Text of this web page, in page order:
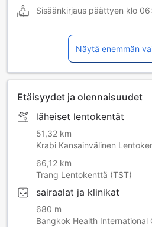
Sisäänkirjaus päättyen klo
Näytä enemmän
Etäisyydet ja olennaisuudet
läheiset lentokentät
51,32 km
Krabi Kansainvälinen
66,12 km
Trang Lentokenttä (TST)
sairaalat ja klinikat
680 m
Bangkok Health International